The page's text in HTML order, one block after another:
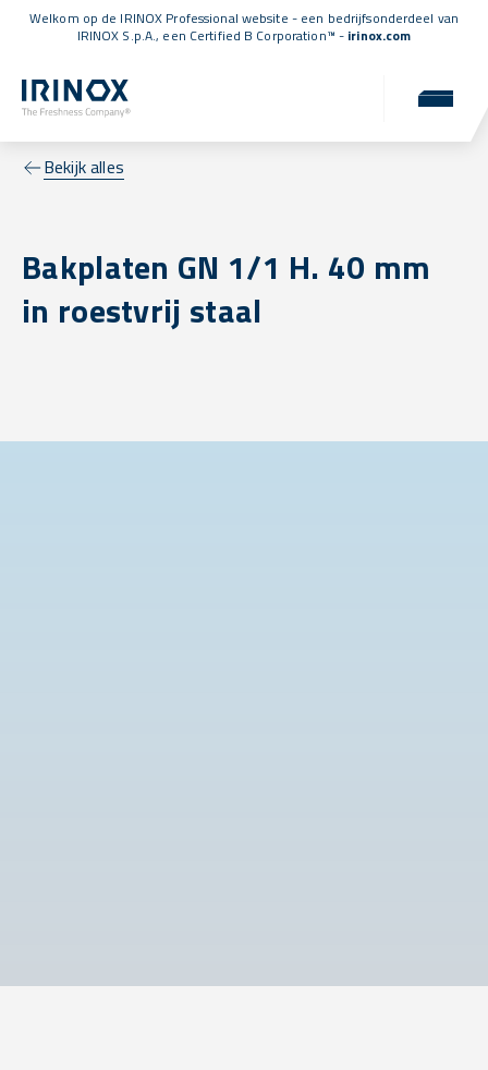
Welkom op de IRINOX Professional website - een bedrijfsonderdeel van
IRINOX S.p.A., een Certified B Corporation™ - irinox.com
Bekijk alles
Bakplaten GN 1/1 H. 40 mm
in roestvrij staal